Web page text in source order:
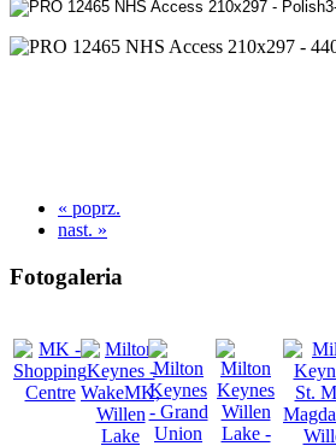
« poprz.
nast. »
Fotogaleria